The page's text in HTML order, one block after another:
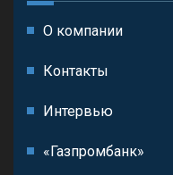
О компании
Контакты
Интервью
«Газпромбанк»